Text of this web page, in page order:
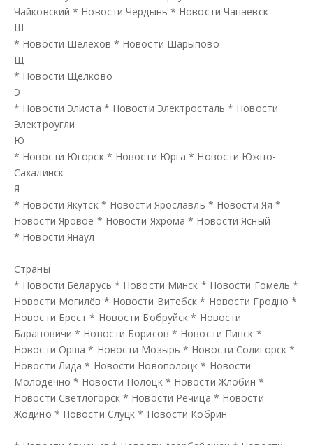
Чайковский * Новости Чердынь * Новости Чапаевск
Ш
* Новости Шелехов * Новости Шарыпово
Щ
* Новости Щёлково
Э
* Новости Элиста * Новости Электросталь * Новости
Электроугли
Ю
* Новости Югорск * Новости Юрга * Новости Южно-
Сахалинск
Я
* Новости Якутск * Новости Ярославль * Новости Яя *
Новости Яровое * Новости Яхрома * Новости Ясный
* Новости Янаул
Страны
* Новости Беларусь * Новости Минск * Новости Гомель *
Новости Могилёв * Новости Витебск * Новости Гродно *
Новости Брест * Новости Бобруйск * Новости
Барановичи * Новости Борисов * Новости Пинск *
Новости Орша * Новости Мозырь * Новости Солигорск *
Новости Лида * Новости Новополоцк * Новости
Молодечно * Новости Полоцк * Новости Жлобин *
Новости Светлогорск * Новости Речица * Новости
Жодино * Новости Слуцк * Новости Кобрин